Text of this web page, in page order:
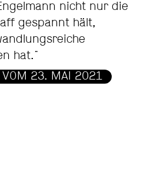
nicht nur die
gespannt hält,
hat."
VOM 23. MAI 2021